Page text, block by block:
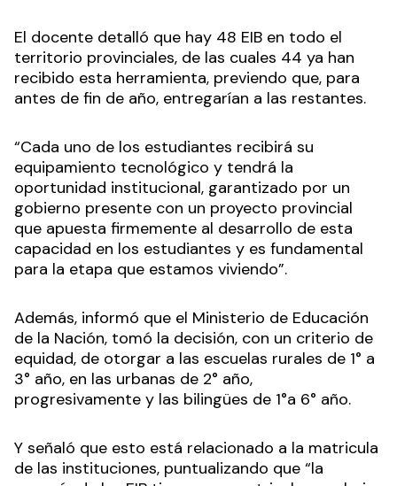
El docente detalló que hay 48 EIB en todo el
territorio provinciales, de las cuales 44 ya han
recibido esta herramienta, previendo que, para
antes de fin de año, entregarían a las restantes.
“Cada uno de los estudiantes recibirá su
equipamiento tecnológico y tendrá la
oportunidad institucional, garantizado por un
gobierno presente con un proyecto provincial
que apuesta firmemente al desarrollo de esta
capacidad en los estudiantes y es fundamental
para la etapa que estamos viviendo”.
Además, informó que el Ministerio de Educación
de la Nación, tomó la decisión, con un criterio de
equidad, de otorgar a las escuelas rurales de 1° a
3° año, en las urbanas de 2° año,
progresivamente y las bilingües de 1°a 6° año.
Y señaló que esto está relacionado a la matricula
de las instituciones, puntualizando que “la